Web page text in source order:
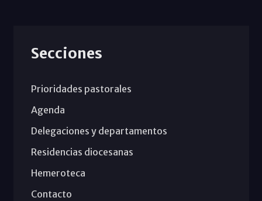
Secciones
Prioridades pastorales
Agenda
Delegaciones y departamentos
Residencias diocesanas
Hemeroteca
Contacto